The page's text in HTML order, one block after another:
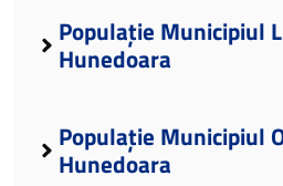
Populație Municipiul
Hunedoara
Populație Municipiul
Hunedoara